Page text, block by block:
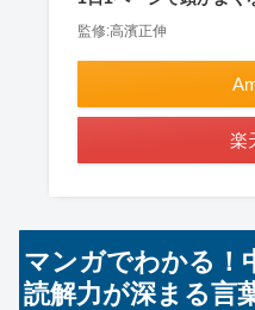
監修:高濱正伸
楽
マンガでわかる！
読解力が深まる言